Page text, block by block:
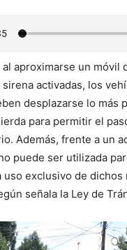
aproximarse un móvil
activadas, los
desplazarse lo más
para permitir el
Además, frente a un
puede ser utilizada
uso exclusivo de dichos
señala la Ley de